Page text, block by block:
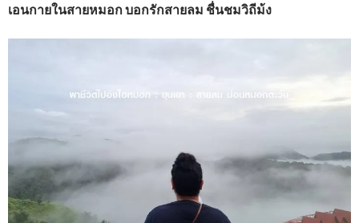
เอนกายในสายหมอก บอกรักสายลม ชื่นชมวิถีม้ง